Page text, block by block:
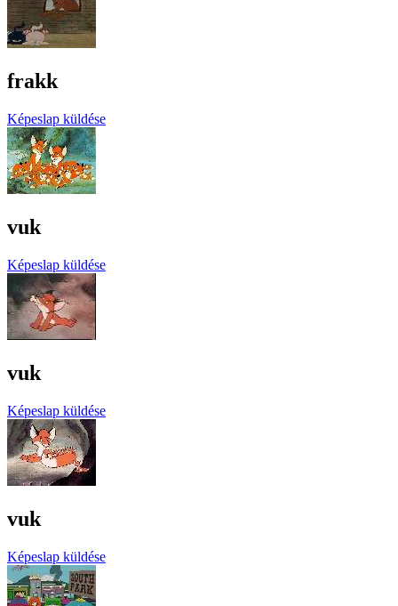
frakk
Képeslap küldése
vuk
Képeslap küldése
vuk
Képeslap küldése
vuk
Képeslap küldése